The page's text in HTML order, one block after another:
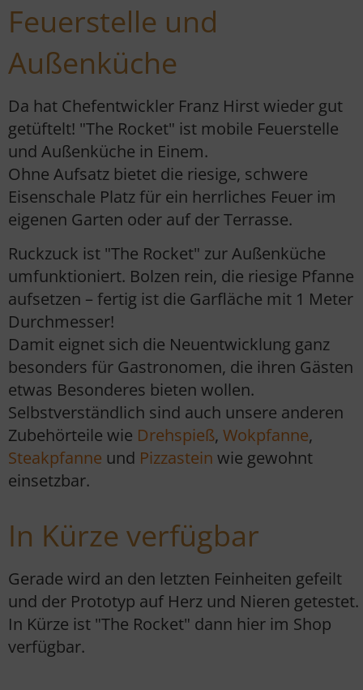
Feuerstelle und
Außenküche
Da hat Chefentwickler Franz Hirst wieder gut
getüftelt! "The Rocket" ist mobile Feuerstelle
und Außenküche in Einem.
Ohne Aufsatz bietet die riesige, schwere
Eisenschale Platz für ein herrliches Feuer im
eigenen Garten oder auf der Terrasse.
Ruckzuck ist "The Rocket" zur Außenküche
umfunktioniert. Bolzen rein, die riesige Pfanne
aufsetzen – fertig ist die Garfläche mit 1 Meter
Durchmesser!
Damit eignet sich die Neuentwicklung ganz
besonders für Gastronomen, die ihren Gästen
etwas Besonderes bieten wollen.
Selbstverständlich sind auch unsere anderen
Zubehörteile wie Drehspieß, Wokpfanne,
Steakpfanne und Pizzastein wie gewohnt
einsetzbar.
In Kürze verfügbar
Gerade wird an den letzten Feinheiten gefeilt
und der Prototyp auf Herz und Nieren getestet.
In Kürze ist "The Rocket" dann hier im Shop
verfügbar.